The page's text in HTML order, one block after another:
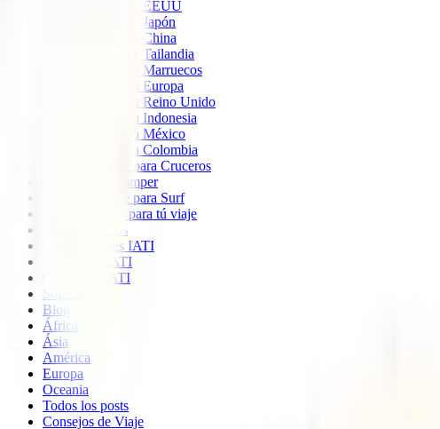
Seguro de viaje a EEUU
Seguro de viaje a Japón
Seguro de viaje a China
Seguro de viaje a Tailandia
Seguro de viaje a Marruecos
Seguro de viaje a Europa
Seguro de viaje a Reino Unido
Seguro de viaje a Indonesia
Seguro de viaje a México
Seguro de viaje a Colombia
Seguro de viaje para Cruceros
Seguro para Camper
Seguro de viaje para Surf
Imprescindible para tú viaje
Quiénes somos
Colaboradores IATI
Descuento IATI
Opiniones IATI
Soporte
Blog
África
Ásia
América
Europa
Oceania
Todos los posts
Consejos de Viaje